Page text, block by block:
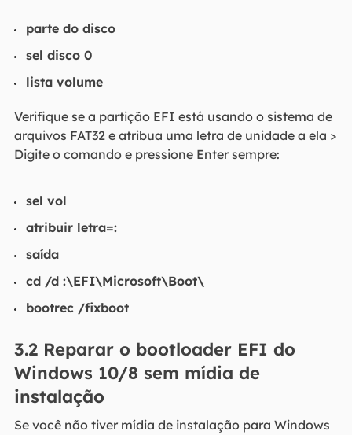
parte do disco
sel disco 0
lista volume
Verifique se a partição EFI está usando o sistema de
arquivos FAT32 e atribua uma letra de unidade a ela >
Digite o comando e pressione Enter sempre:
sel vol
atribuir letra=:
saída
cd /d :\EFI\Microsoft\Boot\
bootrec /fixboot
3.2 Reparar o bootloader EFI do
Windows 10/8 sem mídia de
instalação
Se você não tiver mídia de instalação para Windows